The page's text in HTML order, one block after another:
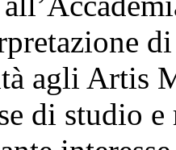
agli Artis
di studio